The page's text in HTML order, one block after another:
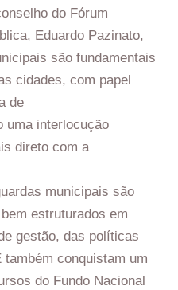
do Fórum
Eduardo Pazinato,
são fundamentais
cidades, com papel
de
uma interlocução
direto com a
municipais são
estruturados em
gestão, das políticas
conquistam um
do Fundo Nacional